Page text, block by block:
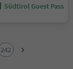
Südtirol Guest Pass
242